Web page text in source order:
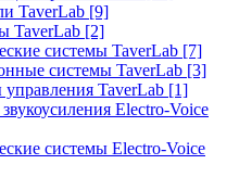
TaverLab [9]
TaverLab [2]
системы TaverLab [7]
системы TaverLab [3]
TaverLab [1]
Electro-Voice
системы Electro-Voice